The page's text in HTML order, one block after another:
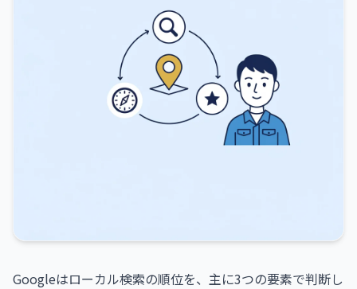
Googleはローカル検索の順位を、主に3つの要素で判断し